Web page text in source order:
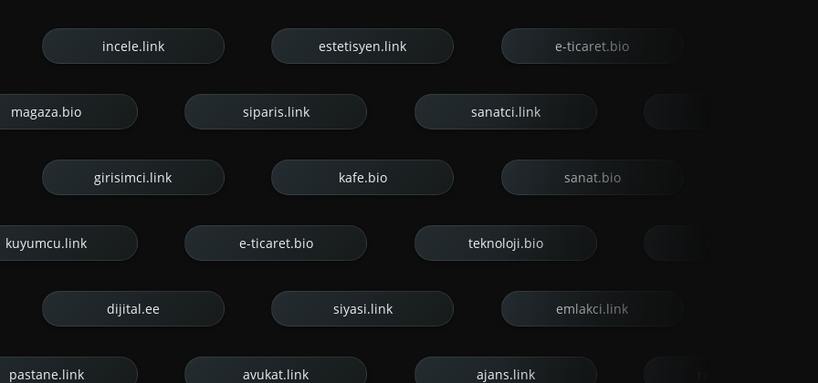
incele.link estetisyen.link e-ticaret.bio
sanatci.link
siparis.link
magaza.bio
girisimci.link sanat.bio
teknoloji.bio
e-ticaret.bio
kuyumcu.link
dijital.ee siyasi.link emlakci.link
ajans.link
avukat.link
pastane.link